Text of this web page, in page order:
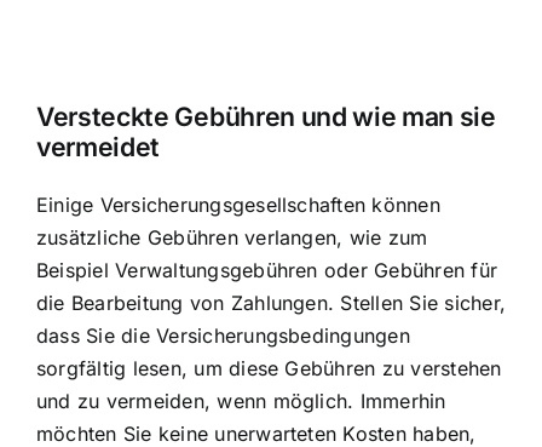
Versteckte Gebühren und wie man sie
vermeidet
Einige Versicherungsgesellschaften können
zusätzliche Gebühren verlangen, wie zum
Beispiel Verwaltungsgebühren oder Gebühren für
die Bearbeitung von Zahlungen. Stellen Sie sicher,
dass Sie die Versicherungsbedingungen
sorgfältig lesen, um diese Gebühren zu verstehen
und zu vermeiden, wenn möglich. Immerhin
möchten Sie keine unerwarteten Kosten haben,